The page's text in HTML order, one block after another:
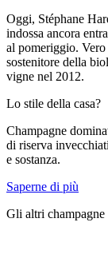
Oggi, Stéphane
indossa ancora
al pomeriggio. Vero
sostenitore della
vigne nel 2012.
Lo stile della casa?
Champagne
di riserva
e sostanza.
Saperne di più
Gli altri